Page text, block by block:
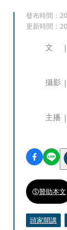
發布時間：
更新時間：
文
攝影
主播
贊助本文
頭家開講